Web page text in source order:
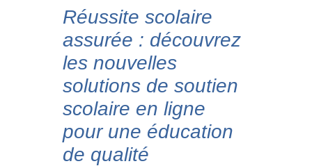
Réussite scolaire
assurée : découvrez
les nouvelles
solutions de soutien
scolaire en ligne
pour une éducation
de qualité